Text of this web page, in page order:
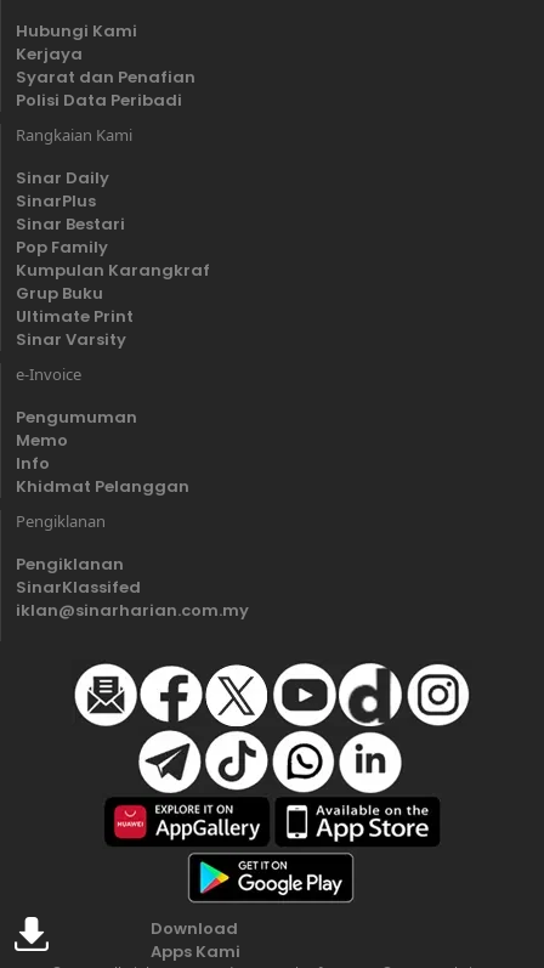
Hubungi Kami
Kerjaya
Syarat dan Penafian
Polisi Data Peribadi
Rangkaian Kami
Sinar Daily
SinarPlus
Sinar Bestari
Pop Family
Kumpulan Karangkraf
Grup Buku
Ultimate Print
Sinar Varsity
e-Invoice
Pengumuman
Memo
Info
Khidmat Pelanggan
Pengiklanan
Pengiklanan
SinarKlassifed
iklan@sinarharian.com.my
Download
Apps Kami